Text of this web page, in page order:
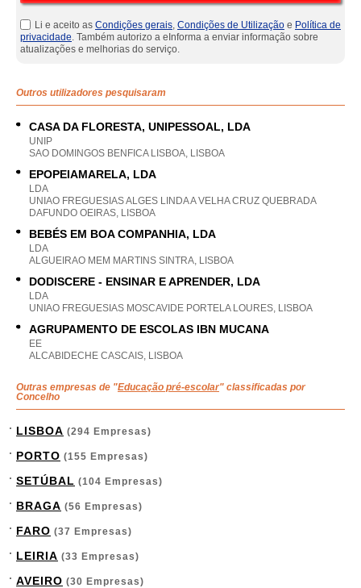
Li e aceito as Condições gerais, Condições de Utilização e Política de
privacidade. Também autorizo a eInforma a enviar informação sobre
atualizações e melhorias do serviço.
Outros utilizadores pesquisaram
CASA DA FLORESTA, UNIPESSOAL, LDA
UNIP
SAO DOMINGOS BENFICA LISBOA, LISBOA
EPOPEIAMARELA, LDA
LDA
UNIAO FREGUESIAS ALGES LINDA A VELHA CRUZ QUEBRADA
DAFUNDO OEIRAS, LISBOA
BEBÉS EM BOA COMPANHIA, LDA
LDA
ALGUEIRAO MEM MARTINS SINTRA, LISBOA
DODISCERE - ENSINAR E APRENDER, LDA
LDA
UNIAO FREGUESIAS MOSCAVIDE PORTELA LOURES, LISBOA
AGRUPAMENTO DE ESCOLAS IBN MUCANA
EE
ALCABIDECHE CASCAIS, LISBOA
Outras empresas de "Educação pré-escolar" classificadas por
Concelho
LISBOA (294 Empresas)
PORTO (155 Empresas)
SETÚBAL (104 Empresas)
BRAGA (56 Empresas)
FARO (37 Empresas)
LEIRIA (33 Empresas)
AVEIRO (30 Empresas)